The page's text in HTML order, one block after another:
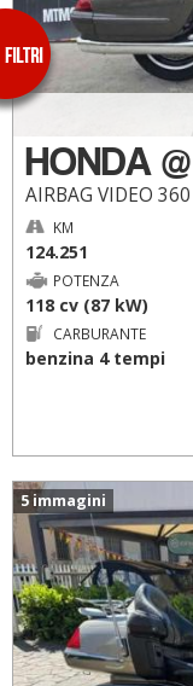
HONDA @
AIRBAG VIDEO 360
KM
124.251
POTENZA
118 cv (87 kW)
CARBURANTE
benzina 4 tempi
5 immagini